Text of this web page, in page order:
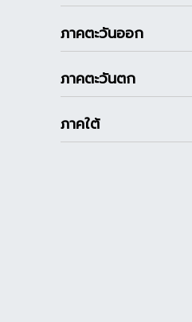
ภาคตะวันออก
ภาคตะวันตก
ภาคใต้